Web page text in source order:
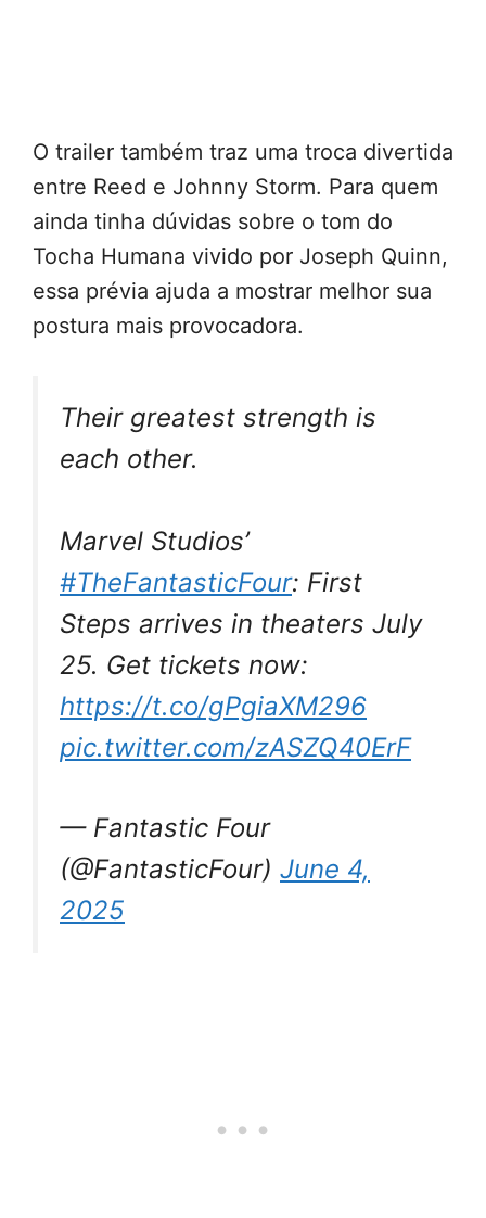
O trailer também traz uma troca divertida
entre Reed e Johnny Storm. Para quem
ainda tinha dúvidas sobre o tom do
Tocha Humana vivido por Joseph Quinn,
essa prévia ajuda a mostrar melhor sua
postura mais provocadora.
Their greatest strength is
each other.
Marvel Studios’
#TheFantasticFour: First
Steps arrives in theaters July
25. Get tickets now:
https://t.co/gPgiaXM296
pic.twitter.com/zASZQ40ErF
— Fantastic Four
(@FantasticFour) June 4,
2025